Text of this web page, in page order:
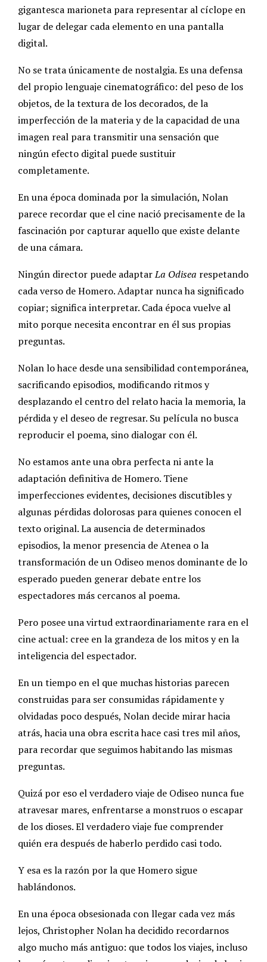
gigantesca marioneta para representar al cíclope en
lugar de delegar cada elemento en una pantalla
digital.
No se trata únicamente de nostalgia. Es una defensa
del propio lenguaje cinematográfico: del peso de los
objetos, de la textura de los decorados, de la
imperfección de la materia y de la capacidad de una
imagen real para transmitir una sensación que
ningún efecto digital puede sustituir
completamente.
En una época dominada por la simulación, Nolan
parece recordar que el cine nació precisamente de la
fascinación por capturar aquello que existe delante
de una cámara.
Ningún director puede adaptarLa Odisea respetando
cada verso de Homero. Adaptar nunca ha significado
copiar; significa interpretar. Cada época vuelve al
mito porque necesita encontrar en él sus propias
preguntas.
Nolan lo hace desde una sensibilidad contemporánea,
sacrificando episodios, modificando ritmos y
desplazando el centro del relato hacia la memoria, la
pérdida y el deseo de regresar. Su película no busca
reproducir el poema, sino dialogar con él.
No estamos ante una obra perfecta ni ante la
adaptación definitiva de Homero. Tiene
imperfecciones evidentes, decisiones discutibles y
algunas pérdidas dolorosas para quienes conocen el
texto original. La ausencia de determinados
episodios, la menor presencia de Atenea o la
transformación de un Odiseo menos dominante de lo
esperado pueden generar debate entre los
espectadores más cercanos al poema.
Pero posee una virtud extraordinariamente rara en el
cine actual: cree en la grandeza de los mitos y en la
inteligencia del espectador.
En un tiempo en el que muchas historias parecen
construidas para ser consumidas rápidamente y
olvidadas poco después, Nolan decide mirar hacia
atrás, hacia una obra escrita hace casi tres mil años,
para recordar que seguimos habitando las mismas
preguntas.
Quizá por eso el verdadero viaje de Odiseo nunca fue
atravesar mares, enfrentarse a monstruos o escapar
de los dioses. El verdadero viaje fue comprender
quién era después de haberlo perdido casi todo.
Y esa es la razón por la que Homero sigue
hablándonos.
En una época obsesionada con llegar cada vez más
lejos, Christopher Nolan ha decidido recordarnos
algo mucho más antiguo: que todos los viajes, incluso